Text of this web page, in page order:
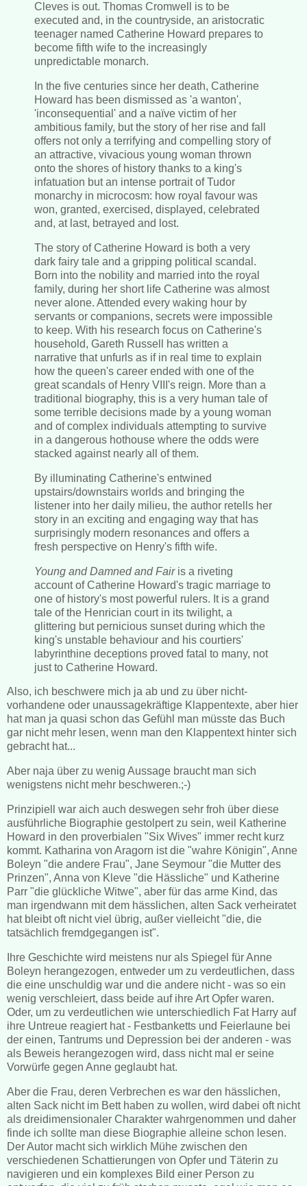
Cleves is out. Thomas Cromwell is to be
executed and, in the countryside, an aristocratic
teenager named Catherine Howard prepares to
become fifth wife to the increasingly
unpredictable monarch.
In the five centuries since her death, Catherine
Howard has been dismissed as 'a wanton',
'inconsequential' and a naïve victim of her
ambitious family, but the story of her rise and fall
offers not only a terrifying and compelling story of
an attractive, vivacious young woman thrown
onto the shores of history thanks to a king's
infatuation but an intense portrait of Tudor
monarchy in microcosm: how royal favour was
won, granted, exercised, displayed, celebrated
and, at last, betrayed and lost.
The story of Catherine Howard is both a very
dark fairy tale and a gripping political scandal.
Born into the nobility and married into the royal
family, during her short life Catherine was almost
never alone. Attended every waking hour by
servants or companions, secrets were impossible
to keep. With his research focus on Catherine's
household, Gareth Russell has written a
narrative that unfurls as if in real time to explain
how the queen's career ended with one of the
great scandals of Henry VIII's reign. More than a
traditional biography, this is a very human tale of
some terrible decisions made by a young woman
and of complex individuals attempting to survive
in a dangerous hothouse where the odds were
stacked against nearly all of them.
By illuminating Catherine's entwined
upstairs/downstairs worlds and bringing the
listener into her daily milieu, the author retells her
story in an exciting and engaging way that has
surprisingly modern resonances and offers a
fresh perspective on Henry's fifth wife.
Young and Damned and Fairis a riveting
account of Catherine Howard's tragic marriage to
one of history's most powerful rulers. It is a grand
tale of the Henrician court in its twilight, a
glittering but pernicious sunset during which the
king's unstable behaviour and his courtiers'
labyrinthine deceptions proved fatal to many, not
just to Catherine Howard.
Also, ich beschwere mich ja ab und zu über nicht-
vorhandene oder unaussagekräftige Klappentexte, aber hier
hat man ja quasi schon das Gefühl man müsste das Buch
gar nicht mehr lesen, wenn man den Klappentext hinter sich
gebracht hat...
Aber naja über zu wenig Aussage braucht man sich
wenigstens nicht mehr beschweren.;-)
Prinzipiell war aich auch deswegen sehr froh über diese
ausführliche Biographie gestolpert zu sein, weil Katherine
Howard in den proverbialen "Six Wives" immer recht kurz
kommt. Katharina von Aragorn ist die "wahre Königin", Anne
Boleyn "die andere Frau", Jane Seymour "die Mutter des
Prinzen", Anna von Kleve "die Hässliche" und Katherine
Parr "die glückliche Witwe", aber für das arme Kind, das
man irgendwann mit dem hässlichen, alten Sack verheiratet
hat bleibt oft nicht viel übrig, außer vielleicht "die, die
tatsächlich fremdgegangen ist".
Ihre Geschichte wird meistens nur als Spiegel für Anne
Boleyn herangezogen, entweder um zu verdeutlichen, dass
die eine unschuldig war und die andere nicht - was so ein
wenig verschleiert, dass beide auf ihre Art Opfer waren.
Oder, um zu verdeutlichen wie unterschiedlich Fat Harry auf
ihre Untreue reagiert hat - Festbanketts und Feierlaune bei
der einen, Tantrums und Depression bei der anderen - was
als Beweis herangezogen wird, dass nicht mal er seine
Vorwürfe gegen Anne geglaubt hat.
Aber die Frau, deren Verbrechen es war den hässlichen,
alten Sack nicht im Bett haben zu wollen, wird dabei oft nicht
als dreidimensionaler Charakter wahrgenommen und daher
finde ich sollte man diese Biographie alleine schon lesen.
Der Autor macht sich wirklich Mühe zwischen den
verschiedenen Schattierungen von Opfer und Täterin zu
navigieren und ein komplexes Bild einer Person zu